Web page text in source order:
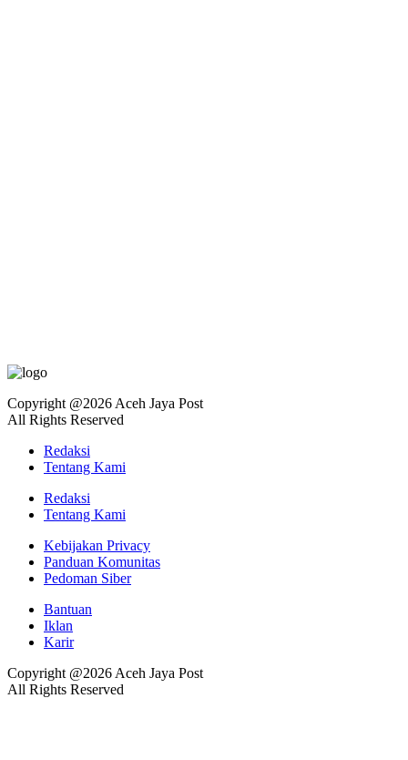
Copyright @2026 Aceh Jaya Post
All Rights Reserved
Redaksi
Tentang Kami
Redaksi
Tentang Kami
Kebijakan Privacy
Panduan Komunitas
Pedoman Siber
Bantuan
Iklan
Karir
Copyright @2026 Aceh Jaya Post
All Rights Reserved